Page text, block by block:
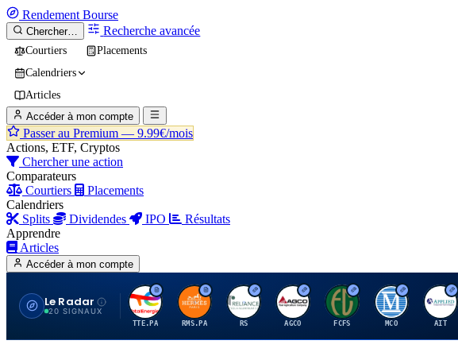
Rendement Bourse
Chercher… Recherche avancée
Courtiers
Placements
Calendriers
Articles
Accéder à mon compte
Passer au Premium — 9.99€/mois
Actions, ETF, Cryptos
Chercher une action
Comparateurs
Courtiers
Placements
Calendriers
Splits
Dividendes IPO
Résultats
Apprendre
Articles
Accéder à mon compte
Le Radar
20 SIGNAUX
T
TTE.PA
H
RMS.PA
R
RS
A
AGCO
F
FCFS
M
MCO
A
AIT